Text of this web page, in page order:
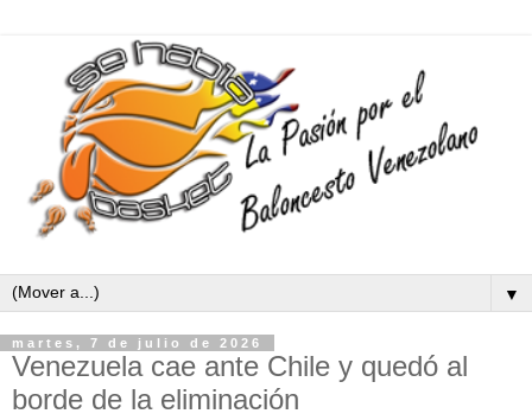
▼
martes, 7 de julio de 2026
Venezuela cae ante Chile y quedó al
borde de la eliminación